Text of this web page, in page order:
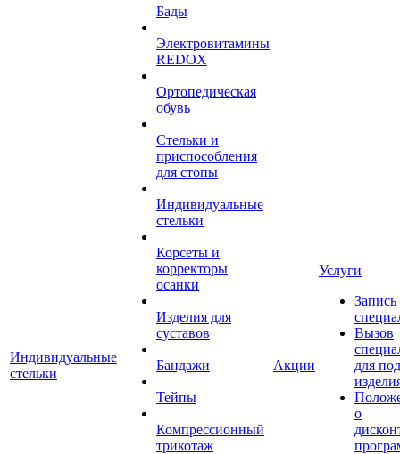
Индивидуальные
стельки
Бады
Электровитамины
REDOX
Ортопедическая
обувь
Стельки и
приспособления
для стопы
Индивидуальные
стельки
Корсеты и
корректоры
осанки
Изделия для
суставов
Бандажи
Тейпы
Компрессионный
трикотаж
Акции
Услуги
Запись
Вызов
для
о